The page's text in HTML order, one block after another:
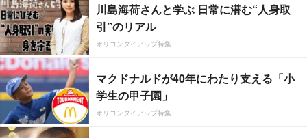
川島海荷さんと学ぶ 日常に潜む“人身取
引”のリアル
オリコンタイアップ特集
マクドナルドが40年にわたり支える「小
学生の甲子園」
オリコンタイアップ特集